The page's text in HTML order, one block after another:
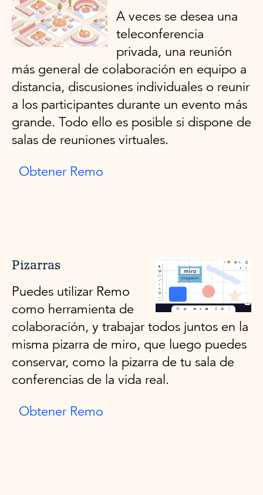
A veces se desea una
teleconferencia
privada, una reunión
más general de colaboración en equipo a
distancia, discusiones individuales o reunir
a los participantes durante un evento más
grande. Todo ello es posible si dispone de
salas de reuniones virtuales.
Obtener Remo
Pizarras
Puedes utilizar Remo
como herramienta de
colaboración, y trabajar todos juntos en la
misma pizarra de miro, que luego puedes
conservar, como la pizarra de tu sala de
conferencias de la vida real.
Obtener Remo